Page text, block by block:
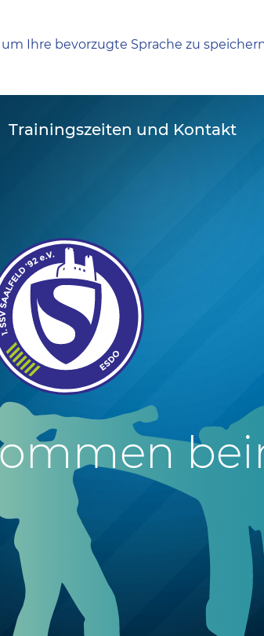
Ihre bevorzugte Sprache zu
Trainingszeiten und Kontakt